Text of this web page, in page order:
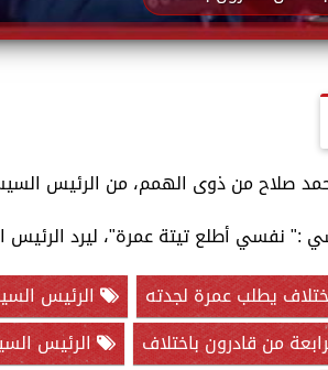
صلاح من ذوى الهمم، من الرئيس
:" نفسي أطلع تيتة عمرة"، ليرد
يطلب عمرة لجدته
الرئيس
من قادرون باختلاف
الرئيس